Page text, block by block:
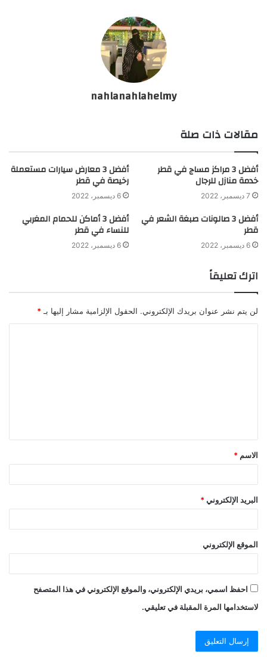
nahlanahlahelmy
مقالات ذات صلة
أفضل 3 مراكز مساج في قطر
خدمة منازل للرجال
7 ديسمبر، 2022
أفضل 3 معارض سيارات مستعملة
رخيصة في قطر
6 ديسمبر، 2022
أفضل 3 صالونات صبغة الشعر في
قطر
6 ديسمبر، 2022
أفضل 3 أماكن للحمام المغربي
للنساء في قطر
6 ديسمبر، 2022
اترك تعليقاً
لن يتم نشر عنوان بريدك الإلكتروني. الحقول الإلزامية مشار إليها بـ *
الاسم *
البريد الإلكتروني *
الموقع الإلكتروني
احفظ اسمي، بريدي الإلكتروني، والموقع الإلكتروني في هذا المتصفح
لاستخدامها المرة المقبلة في تعليقي.